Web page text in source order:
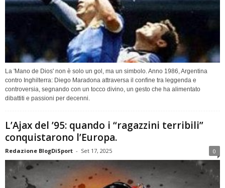
La 'Mano de Dios' non è solo un gol, ma un simbolo. Anno 1986, Argentina
contro Inghilterra: Diego Maradona attraversa il confine tra leggenda e
controversia, segnando con un tocco divino, un gesto che ha alimentato
dibattiti e passioni per decenni.
L’Ajax del ’95: quando i “ragazzini terribili”
conquistarono l’Europa.
Redazione BlogDiSport - Set 17, 2025 0